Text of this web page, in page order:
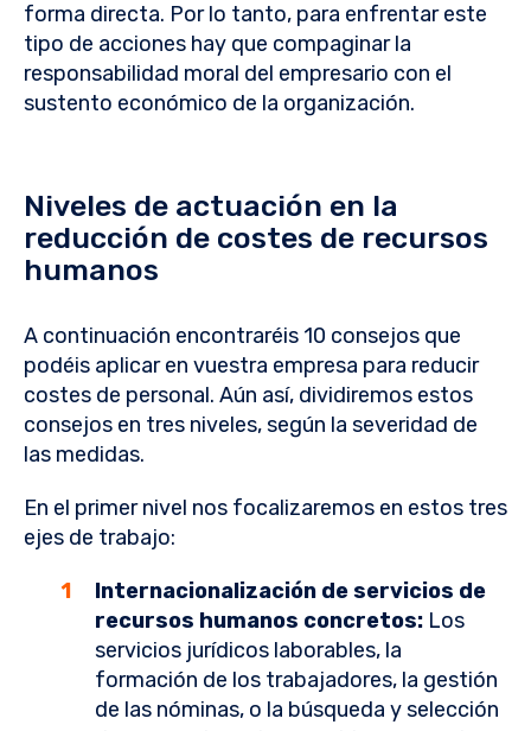
forma directa. Por lo tanto, para enfrentar este
tipo de acciones hay que compaginar la
responsabilidad moral del empresario con el
sustento económico de la organización.
Niveles de actuación en la
reducción de costes de recursos
humanos
A continuación encontraréis 10 consejos que
podéis aplicar en vuestra empresa para reducir
costes de personal. Aún así, dividiremos estos
consejos en tres niveles, según la severidad de
las medidas.
En el primer nivel nos focalizaremos en estos tres
ejes de trabajo:
Internacionalización de servicios de
recursos humanos concretos: Los
servicios jurídicos laborables, la
formación de los trabajadores, la gestión
de las nóminas, o la búsqueda y selección